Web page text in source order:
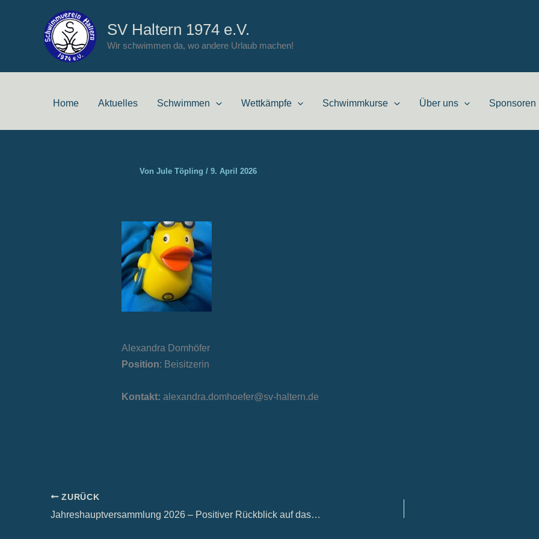
SV Haltern 1974 e.V.
Wir schwimmen da, wo andere Urlaub machen!
Home Aktuelles Schwimmen Wettkämpfe Schwimmkurse Über uns Sponsoren
Von Jule Töpling / 9. April 2026
Alexandra Domhöfer
Position: Beisitzerin
Kontakt: alexandra.domhoefer@sv-haltern.de
ZURÜCK
Jahreshauptversammlung 2026 – Positiver Rückblick auf das SV Haltern-Jahr 2025